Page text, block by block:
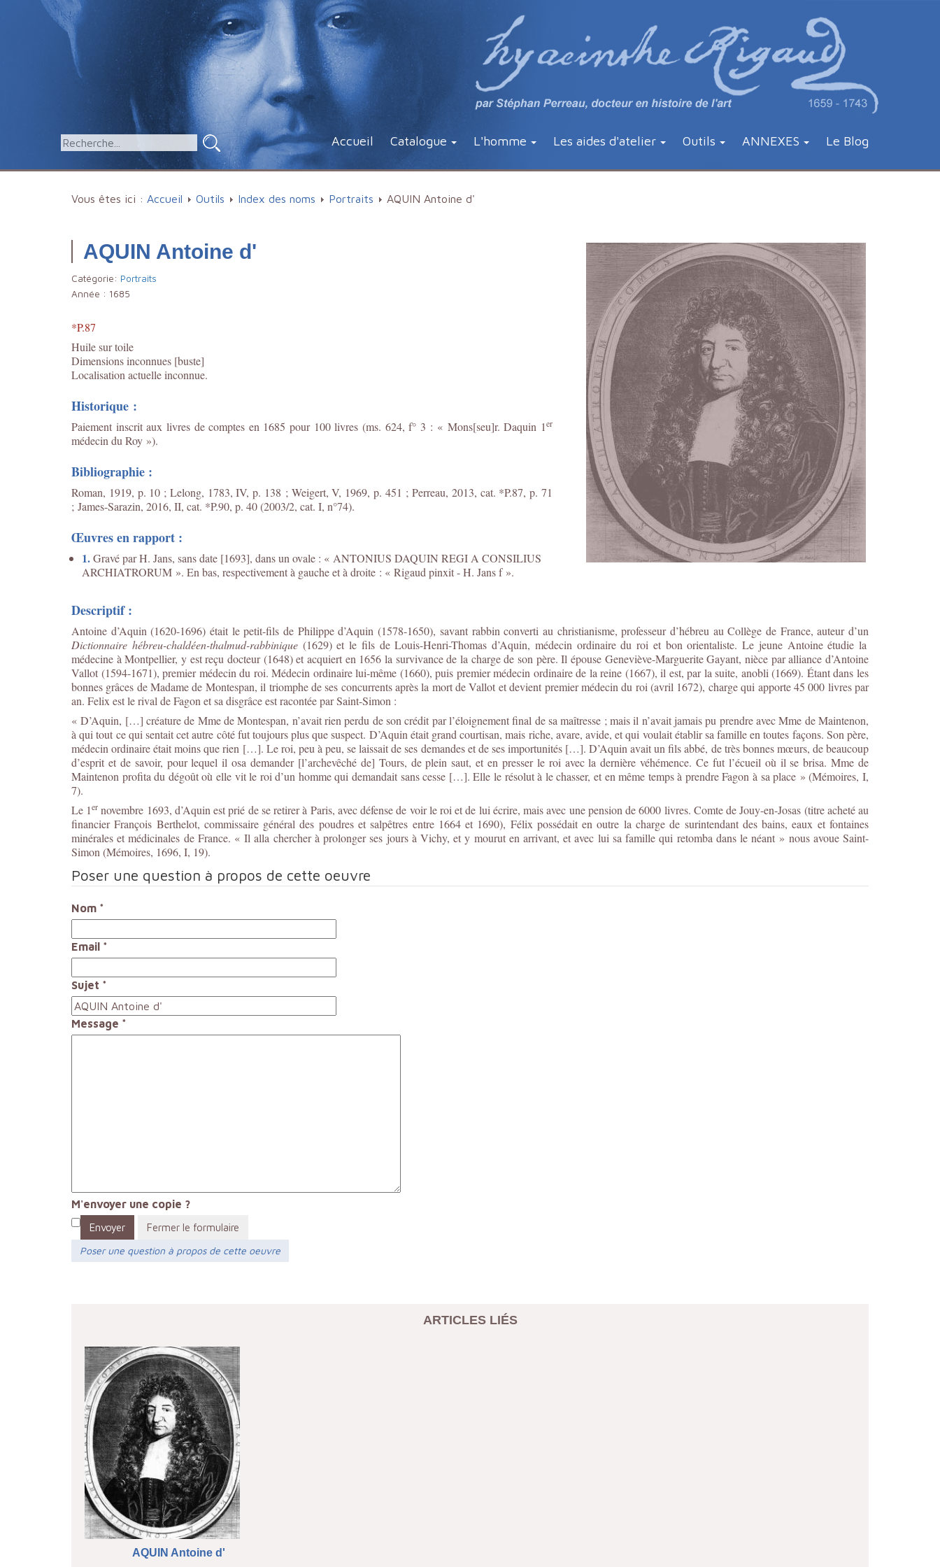
Accueil Catalogue L'homme Les aides d'atelier Outils ANNEXES Le Blog
Vous êtes ici : Accueil Outils Index des noms Portraits AQUIN Antoine d'
AQUIN Antoine d'
Catégorie: Portraits
Année : 1685
*P.87
Huile sur toile
Dimensions inconnues [buste]
Localisation actuelle inconnue.
Historique :
Paiement inscrit aux livres de comptes en 1685 pour 100 livres (ms. 624, f° 3 : « Mons[seu]r. Daquin 1er
médecin du Roy »).
Bibliographie :
Roman, 1919, p. 10 ; Lelong, 1783, IV, p. 138 ; Weigert, V, 1969, p. 451 ; Perreau, 2013, cat. *P.87, p. 71
; James-Sarazin, 2016, II, cat. *P.90, p. 40 (2003/2, cat. I, n°74).
Œuvres en rapport :
1.Gravé par H. Jans, sans date [1693], dans un ovale : « ANTONIUS DAQUIN REGI A CONSILIUS
ARCHIATRORUM ». En bas, respectivement à gauche et à droite : « Rigaud pinxit - H. Jans f ».
Descriptif :
Antoine d’Aquin (1620-1696) était le petit-fils de Philippe d’Aquin (1578-1650), savant rabbin converti au christianisme, professeur d’hébreu au Collège de France, auteur d’un
Dictionnaire hébreu-chaldéen-thalmud-rabbinique(1629) et le fils de Louis-Henri-Thomas d’Aquin, médecin ordinaire du roi et bon orientaliste. Le jeune Antoine étudie la
médecine à Montpellier, y est reçu docteur (1648) et acquiert en 1656 la survivance de la charge de son père. Il épouse Geneviève-Marguerite Gayant, nièce par alliance d’Antoine
Vallot (1594-1671), premier médecin du roi. Médecin ordinaire lui-même (1660), puis premier médecin ordinaire de la reine (1667), il est, par la suite, anobli (1669). Étant dans les
bonnes grâces de Madame de Montespan, il triomphe de ses concurrents après la mort de Vallot et devient premier médecin du roi (avril 1672), charge qui apporte 45 000 livres par
an. Felix est le rival de Fagon et sa disgrâce est racontée par Saint-Simon :
« D’Aquin, […] créature de Mme de Montespan, n’avait rien perdu de son crédit par l’éloignement final de sa maîtresse ; mais il n’avait jamais pu prendre avec Mme de Maintenon,
à qui tout ce qui sentait cet autre côté fut toujours plus que suspect. D’Aquin était grand courtisan, mais riche, avare, avide, et qui voulait établir sa famille en toutes façons. Son père,
médecin ordinaire était moins que rien […]. Le roi, peu à peu, se laissait de ses demandes et de ses importunités […]. D’Aquin avait un fils abbé, de très bonnes mœurs, de beaucoup
d’esprit et de savoir, pour lequel il osa demander [l’archevêché de] Tours, de plein saut, et en presser le roi avec la dernière véhémence. Ce fut l’écueil où il se brisa. Mme de
Maintenon profita du dégoût où elle vit le roi d’un homme qui demandait sans cesse […]. Elle le résolut à le chasser, et en même temps à prendre Fagon à sa place » (Mémoires, I,
7).
Le 1er novembre 1693, d’Aquin est prié de se retirer à Paris, avec défense de voir le roi et de lui écrire, mais avec une pension de 6000 livres. Comte de Jouy-en-Josas (titre acheté au
financier François Berthelot, commissaire général des poudres et salpêtres entre 1664 et 1690), Félix possédait en outre la charge de surintendant des bains, eaux et fontaines
minérales et médicinales de France. « Il alla chercher à prolonger ses jours à Vichy, et y mourut en arrivant, et avec lui sa famille qui retomba dans le néant » nous avoue Saint-
Simon (Mémoires, 1696, I, 19).
Poser une question à propos de cette oeuvre
Nom *
Email *
Sujet *
Message *
M'envoyer une copie ?
Envoyer
Fermer le formulaire
Poser une question à propos de cette oeuvre
ARTICLES LIÉS
AQUIN Antoine d'